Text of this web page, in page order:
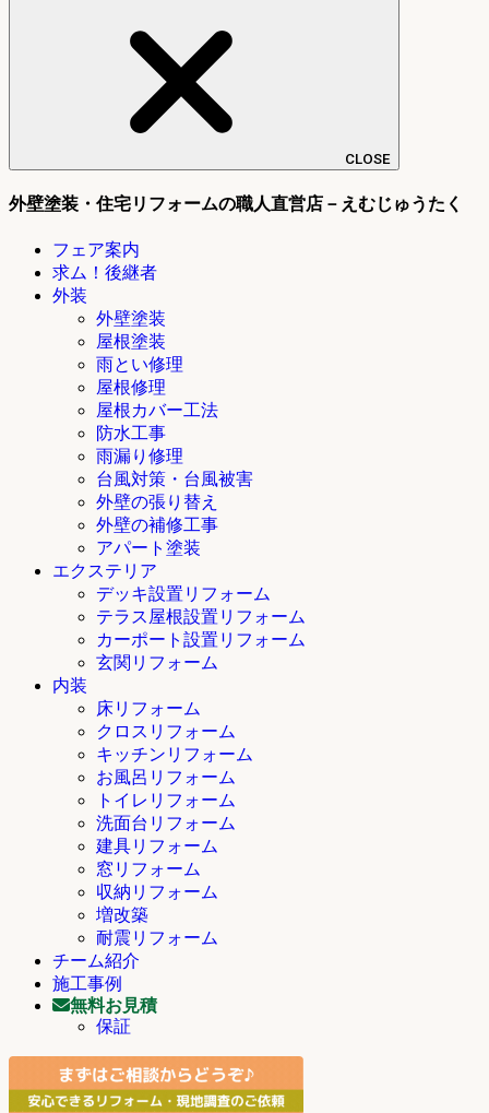
CLOSE
外壁塗装・住宅リフォームの職人直営店－えむじゅうたく
フェア案内
求ム！後継者
外装
外壁塗装
屋根塗装
雨とい修理
屋根修理
屋根カバー工法
防水工事
雨漏り修理
台風対策・台風被害
外壁の張り替え
外壁の補修工事
アパート塗装
エクステリア
デッキ設置リフォーム
テラス屋根設置リフォーム
カーポート設置リフォーム
玄関リフォーム
内装
床リフォーム
クロスリフォーム
キッチンリフォーム
お風呂リフォーム
トイレリフォーム
洗面台リフォーム
建具リフォーム
窓リフォーム
収納リフォーム
増改築
耐震リフォーム
チーム紹介
施工事例
無料お見積
保証